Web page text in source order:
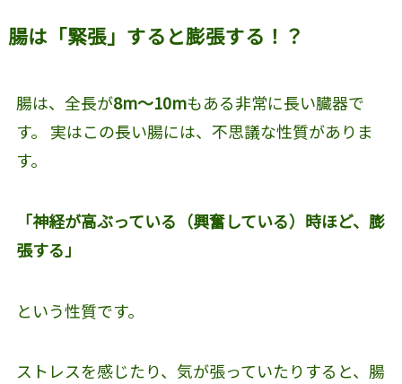
腸は「緊張」すると膨張する！？
腸は、全長が8m〜10mもある非常に長い臓器で
す。 実はこの長い腸には、不思議な性質がありま
す。
「神経が高ぶっている（興奮している）時ほど、膨
張する」
という性質です。
ストレスを感じたり、気が張っていたりすると、腸